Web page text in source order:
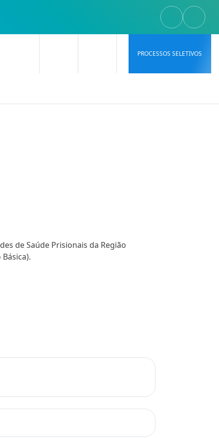
PROCESSOS SELETIVOS
de Saúde Prisionais da Região